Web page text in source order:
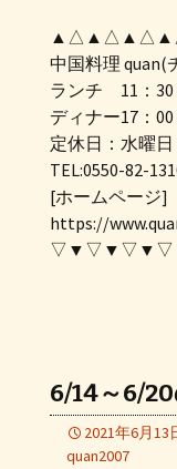
中国料理 quan(
ランチ 11：30
ディナー17：00
定休日：水曜
TEL:0550-82-
[ホームページ]
https://
6/14～6/
2021年6月13
quan2007